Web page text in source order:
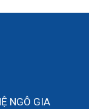
NGÔ GIA